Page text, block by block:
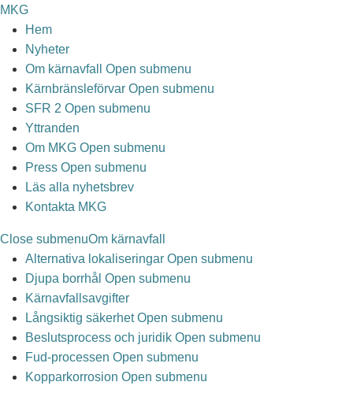
MKG
Hem
Nyheter
Om kärnavfall
Open submenu
Kärnbränsleförvar Open submenu
SFR 2 Open submenu
Yttranden
Om MKG Open submenu
Press Open submenu
Läs alla nyhetsbrev
Kontakta MKG
Close submenuOm kärnavfall
Alternativa lokaliseringar Open submenu
Djupa borrhål Open submenu
Kärnavfallsavgifter
Långsiktig säkerhet Open submenu
Beslutsprocess och juridik Open submenu
Fud-processen Open submenu
Kopparkorrosion Open submenu
Hoppa till huvudinnehåll